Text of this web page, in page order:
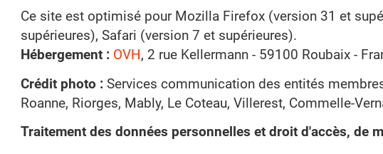
Ce site est optimisé pour Mozilla Firefox (version 31 et
supérieures), Safari (version 7 et supérieures).
Hébergement : OVH, 2 rue Kellermann - 59100 Roubaix -
Crédit photo : Services communication des entités
Roanne, Riorges, Mably, Le Coteau, Villerest, Commelle-
Traitement des données personnelles et droit d'accès, de